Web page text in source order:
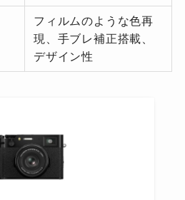
フィルムのような色再
現、手ブレ補正搭載、
デザイン性